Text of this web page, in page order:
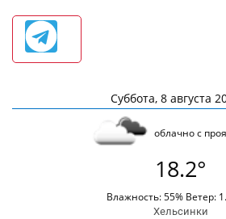
Суббота, 8 августа
облачно с
18.2°
Влажность: 55% Ветер:
Хельсинки